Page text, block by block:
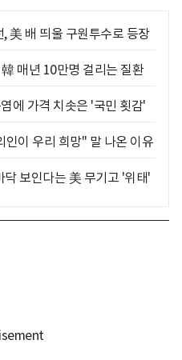
美 배 띄울 구원투수로 등장
매년 10만명 걸리는 질환
에 가격 치솟은 '국민 횟감'
이 우리 희망" 말 나온 이유
보인다는 美 무기고 '위태'